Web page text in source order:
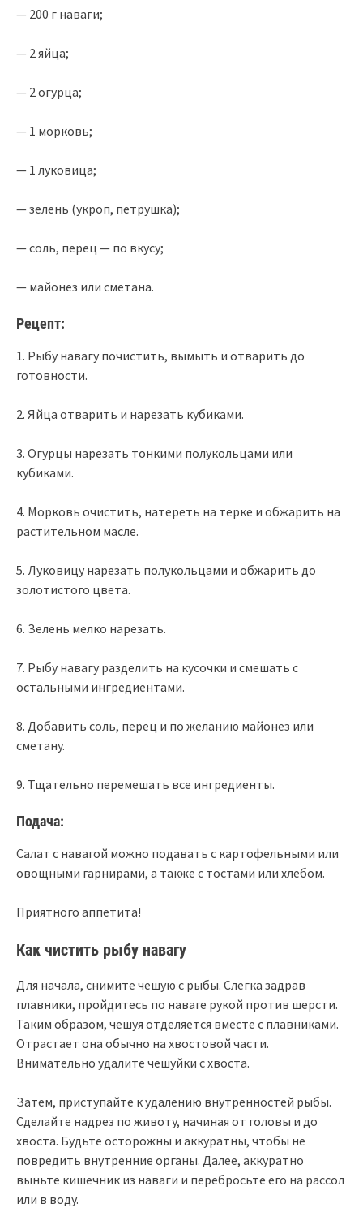
— 200 г наваги;
— 2 яйца;
— 2 огурца;
— 1 морковь;
— 1 луковица;
— зелень (укроп, петрушка);
— соль, перец — по вкусу;
— майонез или сметана.
Рецепт:
1. Рыбу навагу почистить, вымыть и отварить до
готовности.
2. Яйца отварить и нарезать кубиками.
3. Огурцы нарезать тонкими полукольцами или
кубиками.
4. Морковь очистить, натереть на терке и обжарить на
растительном масле.
5. Луковицу нарезать полукольцами и обжарить до
золотистого цвета.
6. Зелень мелко нарезать.
7. Рыбу навагу разделить на кусочки и смешать с
остальными ингредиентами.
8. Добавить соль, перец и по желанию майонез или
сметану.
9. Тщательно перемешать все ингредиенты.
Подача:
Салат с навагой можно подавать с картофельными или
овощными гарнирами, а также с тостами или хлебом.
Приятного аппетита!
Как чистить рыбу навагу
Для начала, снимите чешую с рыбы. Слегка задрав
плавники, пройдитесь по наваге рукой против шерсти.
Таким образом, чешуя отделяется вместе с плавниками.
Отрастает она обычно на хвостовой части.
Внимательно удалите чешуйки с хвоста.
Затем, приступайте к удалению внутренностей рыбы.
Сделайте надрез по животу, начиная от головы и до
хвоста. Будьте осторожны и аккуратны, чтобы не
повредить внутренние органы. Далее, аккуратно
выньте кишечник из наваги и перебросьте его на рассол
или в воду.